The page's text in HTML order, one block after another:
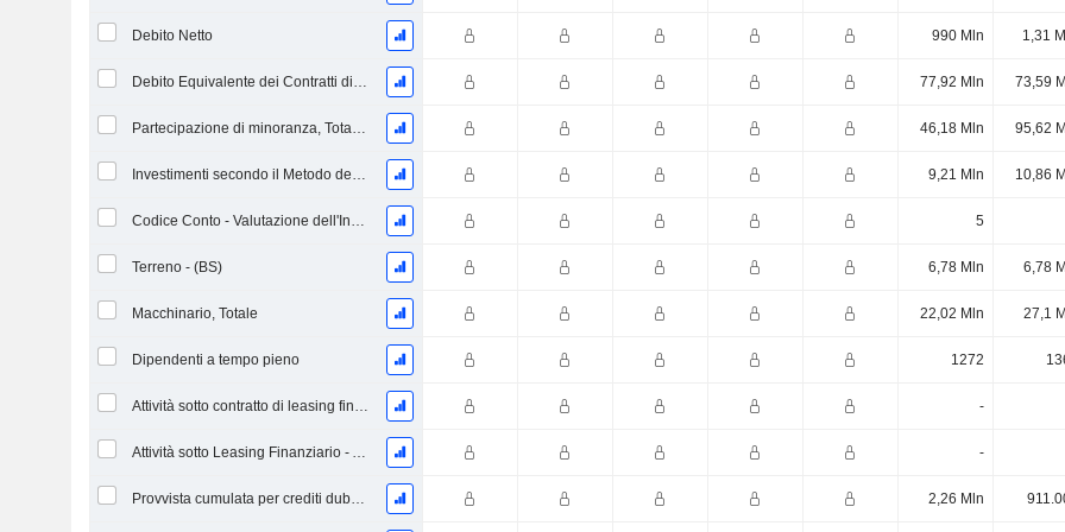
Debito Netto 990 Mln 1,31
Debito Equivalente dei Contratti di Locazione Operativi 77,92 Mln 73,59
Partecipazione di minoranza, Totale (Incl. Div. Fin) 46,18 Mln 95,62
Investimenti secondo il Metodo del Patrimonio Netto, Totale 9,21 Mln 10,86
Codice Conto - Valutazione dell'Inventario 5
Terreno - (BS) 6,78 Mln 6,78
Macchinario, Totale 22,02 Mln 27,1
Dipendenti a tempo pieno 1272
Attività sotto contratto di leasing finanziario - Lordo -
Attività sotto Leasing Finanziario - Ammortamento Accumulato -
Provvista cumulata per crediti dubbi (Supplemento) 2,26 Mln